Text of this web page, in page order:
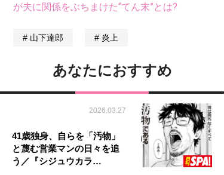
が夫に関係をぶちまけた“てん末”とは?
山下達郎 炎上
あなたにおすすめ
2026.03.27
41歳独身、自らを「汚物」
と蔑む営業マンの日々を追
う／『シジュウカラ…